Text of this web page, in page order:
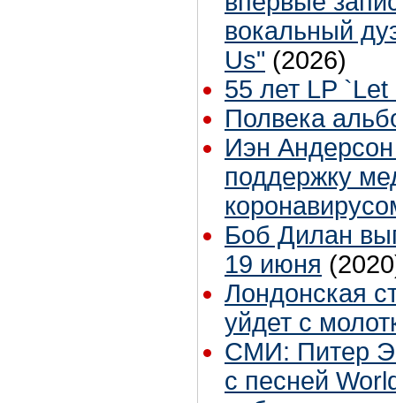
вокальный
Us" (2026)
55 лет LP `Let
Полвека
Иэн
поддержку
Боб Дилан
19 июня
Лондонская
уйдет с
СМИ: Питер
с песней